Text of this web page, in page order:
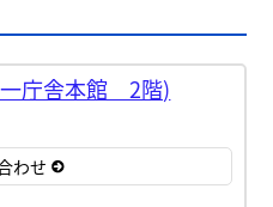
庁舎本館 2階)
わせ